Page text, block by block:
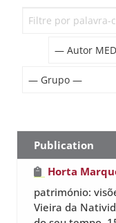
Publication
Horta
património:
Vieira da